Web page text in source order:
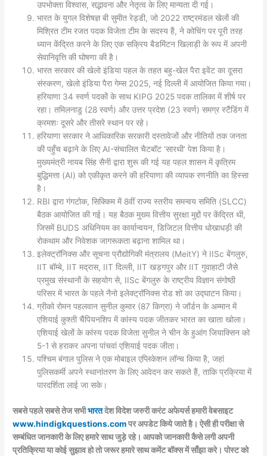
उपभोक्ता विश्वास, सद्भावना और नेतृत्व के लिए मान्यता दी गई।
भारत के युगल विशेषज्ञ बी सुमीत रेड्डी, जो 2022 राष्ट्रमंडल खेलों की
मिश्रित टीम रजत पदक विजेता टीम के सदस्य हैं, ने कोचिंग पर पूरी तरह
ध्यान केंद्रित करने के लिए एक सक्रिय बैडमिंटन खिलाड़ी के रूप में अपनी
सेवानिवृत्ति की घोषणा की है।
भारत सरकार की खेलो इंडिया पहल के तहत बहु-खेल पैरा इवेंट का दूसरा
संस्करण, खेलो इंडिया पैरा गेम्स 2025, नई दिल्ली में आयोजित किया गया।
हरियाणा 34 स्वर्ण पदकों के साथ KIPG 2025 पदक तालिका में शीर्ष पर
रहा। तमिलनाडु (28 स्वर्ण) और उत्तर प्रदेश (23 स्वर्ण) समग्र स्टैंडिंग में
क्रमशः दूसरे और तीसरे स्थान पर रहे।
हरियाणा सरकार ने आधिकारिक सरकारी दस्तावेजों और नीतियों तक जनता
की पहुँच बढ़ाने के लिए AI-संचालित चैटबॉट ‘सारथी’ पेश किया है।
मुख्यमंत्री नायब सिंह सैनी द्वारा शुरू की गई यह पहल शासन में कृत्रिम
बुद्धिमत्ता (AI) को एकीकृत करने की हरियाणा की व्यापक रणनीति का हिस्सा
है।
RBI द्वारा गंगटोक, सिक्किम में 8वीं राज्य स्तरीय समन्वय समिति (SLCC)
बैठक आयोजित की गई। यह बैठक मुख्य वित्तीय सुरक्षा मुद्दों पर केंद्रित थी,
जिसमें BUDS अधिनियम का कार्यान्वयन, डिजिटल वित्तीय धोखाधड़ी की
रोकथाम और निवेशक जागरूकता बढ़ाना शामिल था।
इलेक्ट्रॉनिक्स और सूचना प्रौद्योगिकी मंत्रालय (MeitY) ने IISc बेंगलुरु,
IIT बॉम्बे, IIT मद्रास, IIT दिल्ली, IIT खड़गपुर और IIT गुवाहाटी जैसे
प्रमुख संस्थानों के सहयोग से, IISc बेंगलुरु के राष्ट्रीय विज्ञान संगोष्ठी
परिसर में भारत के पहले नैनो इलेक्ट्रॉनिक्स रोड शो का उद्घाटन किया।
ग्रीको रोमन पहलवान सुनील कुमार (87 किग्रा) ने जॉर्डन के अम्मान में
एशियाई कुश्ती चैंपियनशिप में कांस्य पदक जीतकर भारत का खाता खोला।
एशियाई खेलों के कांस्य पदक विजेता सुनील ने चीन के हुआंग जियाक्सिन को
5-1 से हराकर अपना पांचवां एशियाई पदक जीता।
पश्चिम बंगाल पुलिस ने एक मोबाइल एप्लिकेशन लॉन्च किया है, जहां
पुलिसकर्मी अपने स्थानांतरण के लिए आवेदन कर सकते हैं, ताकि प्रक्रिया में
पारदर्शिता लाई जा सके।
सबसे पहले सबसे तेज सभीभारतदेश विदेश जरुरी करंट अफेयर्स हमारी वेबसाइट
www.hindigkquestions.comपर अपडेट किये जाते है। ऐसी ही परीक्षा से
सम्बंधित जानकारी के लिए हमारे साथ जुड़े रहे। आपको जानकारी कैसे लगी अपनी
प्रतिक्रिया या कोई सुझाव हो तो जरूर हमारे साथ कमेंट बॉक्स में साँझा करे। पोस्ट को